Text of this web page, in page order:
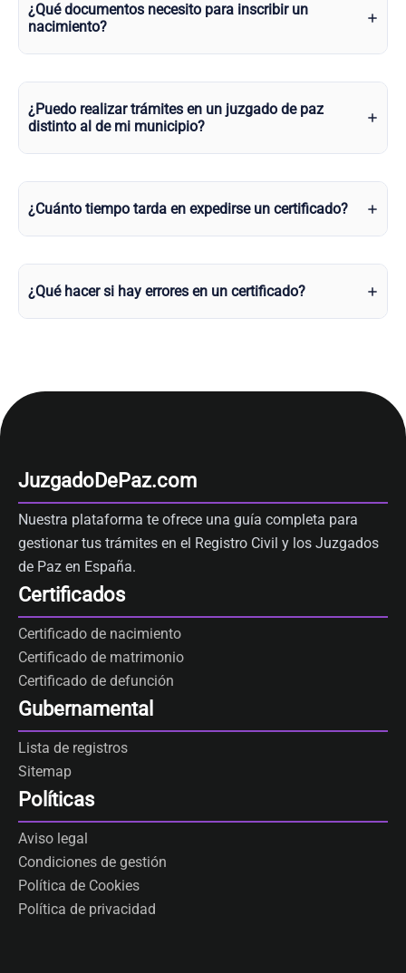
¿Qué documentos necesito para inscribir un
nacimiento?
¿Puedo realizar trámites en un juzgado de paz
distinto al de mi municipio?
¿Cuánto tiempo tarda en expedirse un certificado?
¿Qué hacer si hay errores en un certificado?
JuzgadoDePaz.com
Nuestra plataforma te ofrece una guía completa para
gestionar tus trámites en el Registro Civil y los Juzgados
de Paz en España.
Certificados
Certificado de nacimiento
Certificado de matrimonio
Certificado de defunción
Gubernamental
Lista de registros
Sitemap
Políticas
Aviso legal
Condiciones de gestión
Política de Cookies
Política de privacidad